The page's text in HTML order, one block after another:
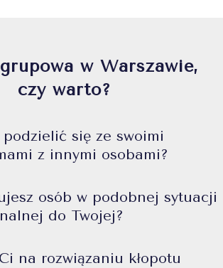
w Warszawie,
czy warto?
podzielić się ze swoimi
z innymi osobami?
osób w podobnej sytuacji
do Twojej?
na rozwiązaniu kłopotu